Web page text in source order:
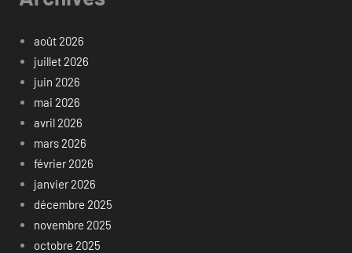
août 2026
juillet 2026
juin 2026
mai 2026
avril 2026
mars 2026
février 2026
janvier 2026
décembre 2025
novembre 2025
octobre 2025